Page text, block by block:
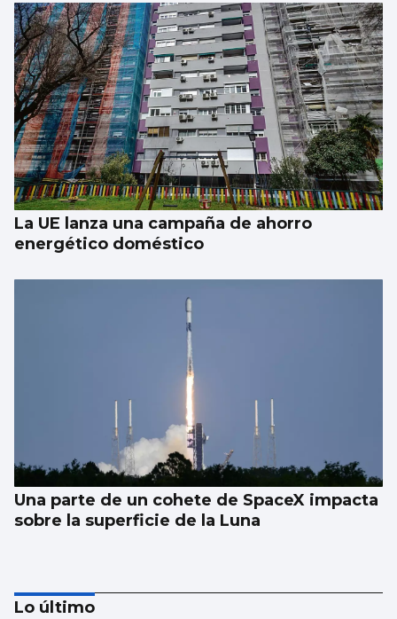
La UE lanza una campaña de ahorro
energético doméstico
Una parte de un cohete de SpaceX impacta
sobre la superficie de la Luna
Lo último